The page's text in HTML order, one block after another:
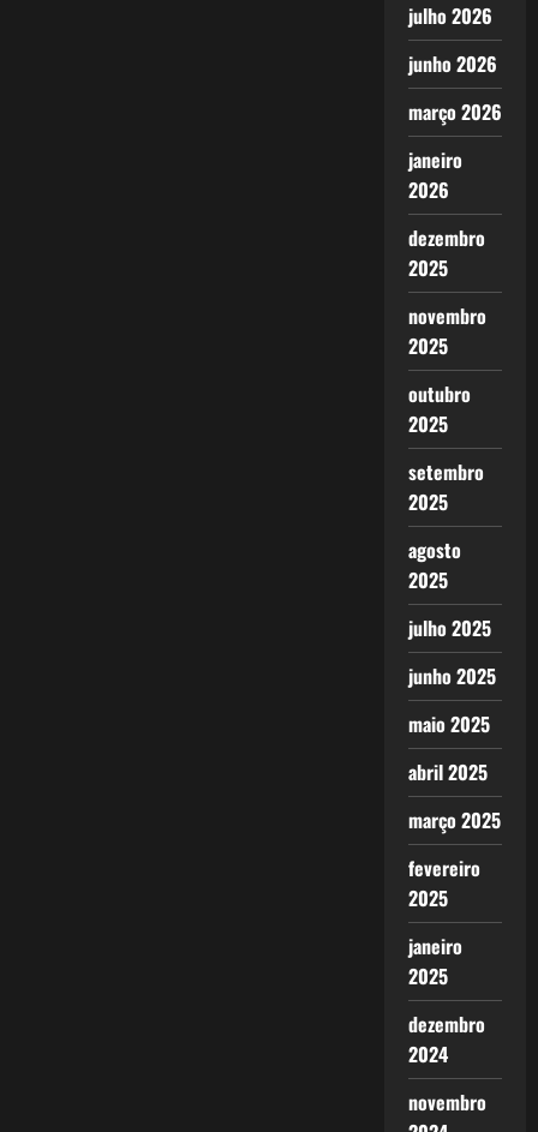
julho 2026
junho 2026
março 2026
janeiro
2026
dezembro
2025
novembro
2025
outubro
2025
setembro
2025
agosto
2025
julho 2025
junho 2025
maio 2025
abril 2025
março 2025
fevereiro
2025
janeiro
2025
dezembro
2024
novembro